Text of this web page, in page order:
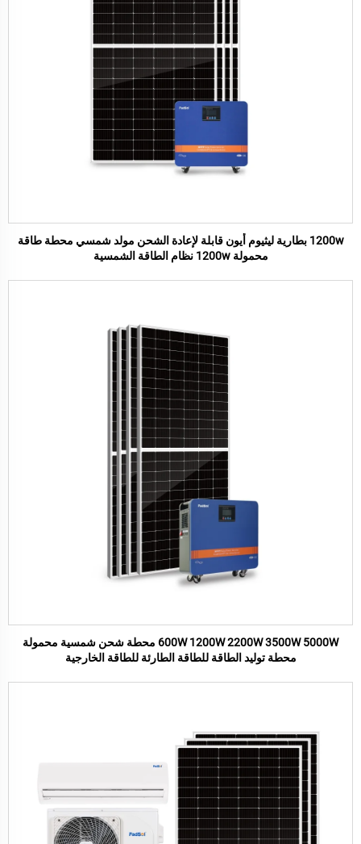
1200w بطارية ليثيوم أيون قابلة لإعادة الشحن مولد شمسي محطة طاقة
محمولة 1200w نظام الطاقة الشمسية
600W 1200W 2200W 3500W 5000W محطة شحن شمسية محمولة
محطة توليد الطاقة للطاقة الطارئة للطاقة الخارجية